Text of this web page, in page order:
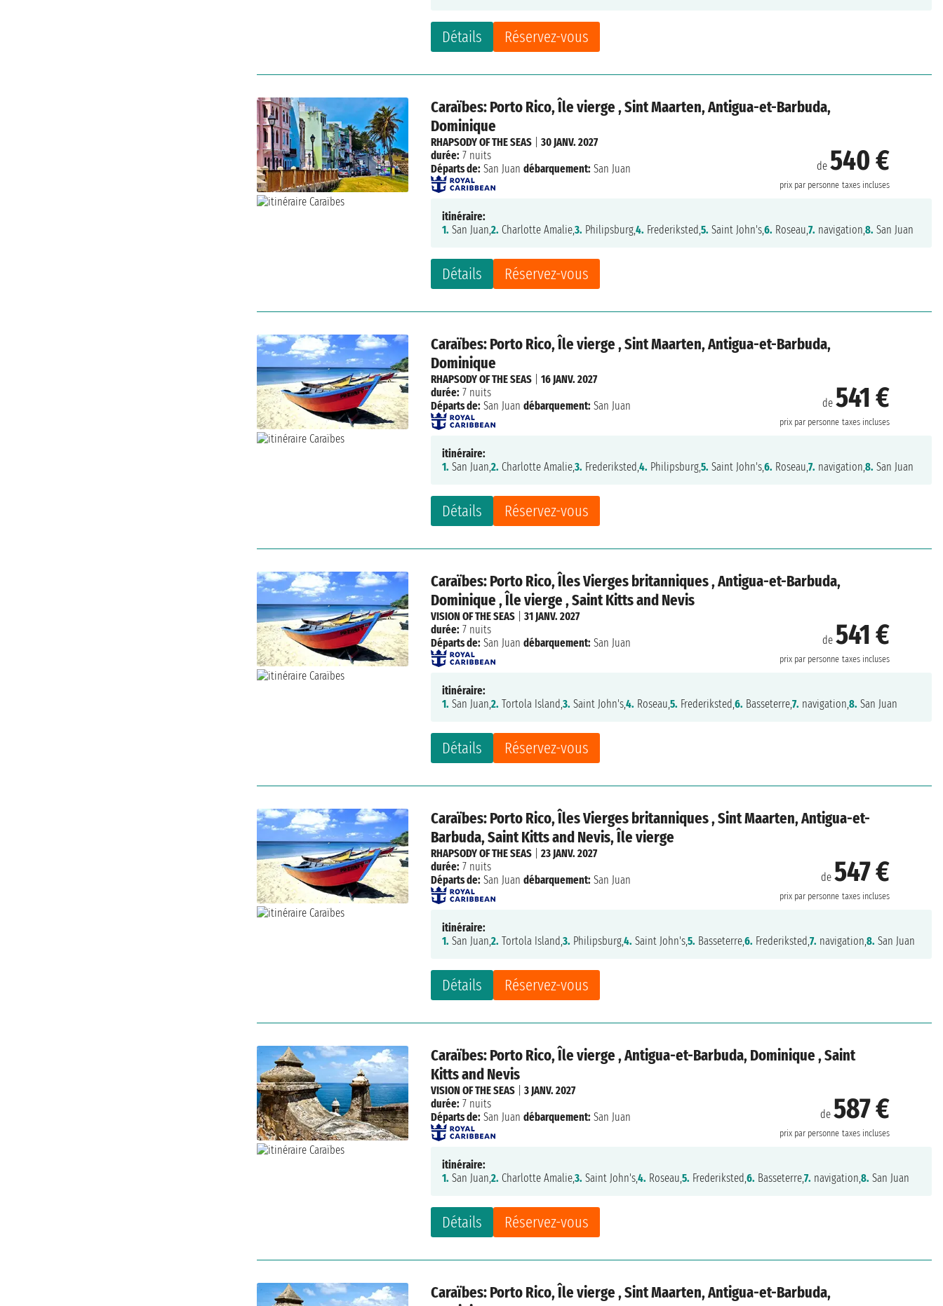
Détails Réservez-vous
Caraïbes: Porto Rico, Île vierge , Sint Maarten, Antigua-et-Barbuda,
Dominique
de540 €
prix par personne taxes incluses
Détails Réservez-vous
RHAPSODY OF THE SEAS |30 JANV. 2027
durée: 7 nuits
Départs de: San Juan débarquement: San Juan
itinéraire:
1. San Juan,2. Charlotte Amalie,3. Philipsburg,4. Frederiksted,5. Saint John's,6. Roseau,7. navigation,8. San Juan
Caraïbes: Porto Rico, Île vierge , Sint Maarten, Antigua-et-Barbuda,
Dominique
de541 €
prix par personne taxes incluses
Détails Réservez-vous
RHAPSODY OF THE SEAS |16 JANV. 2027
durée: 7 nuits
Départs de: San Juan débarquement: San Juan
itinéraire:
1. San Juan,2. Charlotte Amalie,3. Frederiksted,4. Philipsburg,5. Saint John's,6. Roseau,7. navigation,8. San Juan
Caraïbes: Porto Rico, Îles Vierges britanniques , Antigua-et-Barbuda,
Dominique , Île vierge , Saint Kitts and Nevis
de541 €
prix par personne taxes incluses
Détails Réservez-vous
VISION OF THE SEAS |31 JANV. 2027
durée: 7 nuits
Départs de: San Juan débarquement: San Juan
itinéraire:
1. San Juan,2. Tortola Island,3. Saint John's,4. Roseau,5. Frederiksted,6. Basseterre,7. navigation,8. San Juan
Caraïbes: Porto Rico, Îles Vierges britanniques , Sint Maarten, Antigua-et-
Barbuda, Saint Kitts and Nevis, Île vierge
de547 €
prix par personne taxes incluses
Détails Réservez-vous
RHAPSODY OF THE SEAS |23 JANV. 2027
durée: 7 nuits
Départs de: San Juan débarquement: San Juan
itinéraire:
1. San Juan,2. Tortola Island,3. Philipsburg,4. Saint John's,5. Basseterre,6. Frederiksted,7. navigation,8. San Juan
Caraïbes: Porto Rico, Île vierge , Antigua-et-Barbuda, Dominique , Saint
Kitts and Nevis
de587 €
prix par personne taxes incluses
Détails Réservez-vous
VISION OF THE SEAS |3 JANV. 2027
durée: 7 nuits
Départs de: San Juan débarquement: San Juan
itinéraire:
1. San Juan,2. Charlotte Amalie,3. Saint John's,4. Roseau,5. Frederiksted,6. Basseterre,7. navigation,8. San Juan
Caraïbes: Porto Rico, Île vierge , Sint Maarten, Antigua-et-Barbuda,